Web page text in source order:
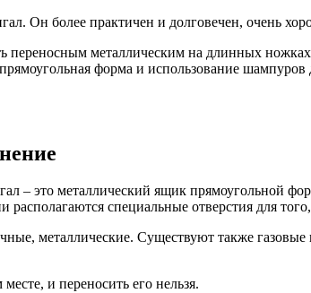
Он более практичен и долговечен, очень
переносным металлическим на длинных
форма и использование шампуров
– это металлический ящик прямоугольной
специальные отверстия для
металлические. Существуют также
и переносить его нельзя.